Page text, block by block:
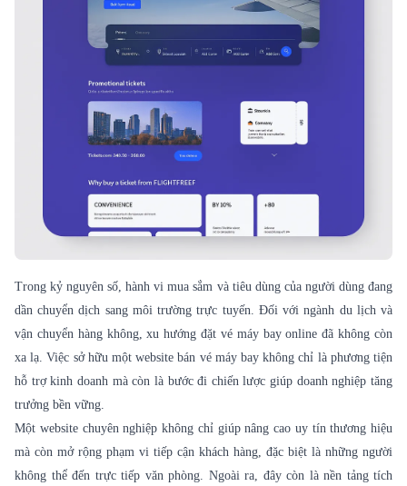
Trong kỷ nguyên số, hành vi mua sắm và tiêu dùng của người dùng đang
dần chuyển dịch sang môi trường trực tuyến. Đối với ngành du lịch và
vận chuyển hàng không, xu hướng đặt vé máy bay online đã không còn
xa lạ. Việc sở hữu một website bán vé máy bay không chỉ là phương tiện
hỗ trợ kinh doanh mà còn là bước đi chiến lược giúp doanh nghiệp tăng
trưởng bền vững.
Một website chuyên nghiệp không chỉ giúp nâng cao uy tín thương hiệu
mà còn mở rộng phạm vi tiếp cận khách hàng, đặc biệt là những người
không thể đến trực tiếp văn phòng. Ngoài ra, đây còn là nền tảng tích